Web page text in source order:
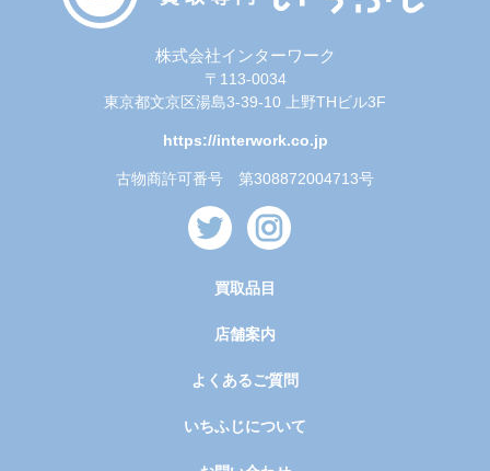
株式会社インターワーク
〒113-0034
東京都文京区湯島3-39-10 上野THビル3F
https://interwork.co.jp
古物商許可番号 第308872004713号
買取品目
店舗案内
よくあるご質問
いちふじについて